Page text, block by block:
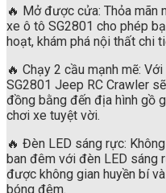
🔥 Mở được cửa: Thỏa mãn
xe ô tô SG2801 cho phép
hoạt, khám phá nội thất chi
🔥 Chạy 2 cầu mạnh mẽ:
SG2801 Jeep RC Crawler
đồng bằng đến địa hình gồ
chơi xe tuyệt vời.
🔥 Đèn LED sáng rực:
ban đêm với đèn LED sáng
được không gian huyền bí
bóng đêm.